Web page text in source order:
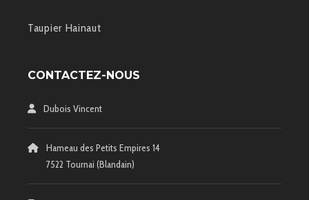
Taupier Hainaut
CONTACTEZ-NOUS
Dubois Vincent
Hameau des Petits Empires 14
7522 Tournai (Blandain)